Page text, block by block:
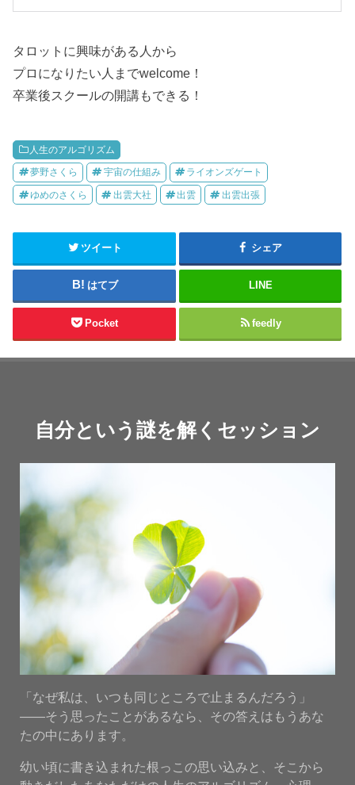
タロットに興味がある人から
プロになりたい人までwelcome！
卒業後スクールの開講もできる！
人生のアルゴリズム
夢野さくら 宇宙の仕組み ライオンズゲート
ゆめのさくら 出雲大社 出雲 出雲出張
ツイート シェア
はてブ LINE
Pocket feedly
自分という謎を解くセッション
「なぜ私は、いつも同じところで止まるんだろう」
——そう思ったことがあるなら、その答えはもうあな
たの中にあります。
幼い頃に書き込まれた根っこの思い込みと、そこから